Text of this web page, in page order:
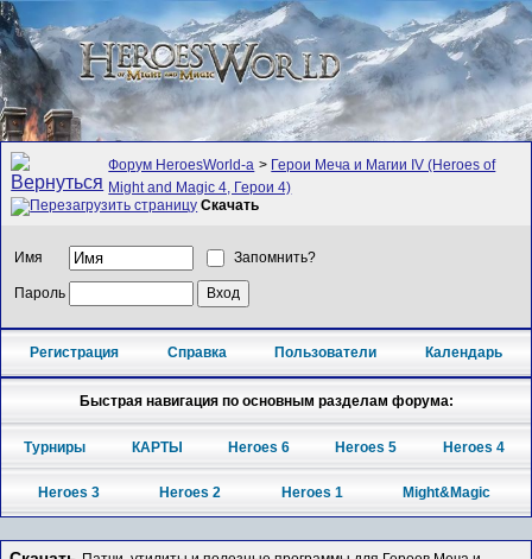
Форум HeroesWorld-а > Герои Меча и Магии IV (Heroes of
Might and Magic 4, Герои 4)
Скачать
Имя Запомнить?
Пароль
Регистрация Справка Пользователи Календарь
Быстрая навигация по основным разделам форума:
Турниры КАРТЫ Heroes 6 Heroes 5 Heroes 4
Heroes 3 Heroes 2 Heroes 1 Might&Magic